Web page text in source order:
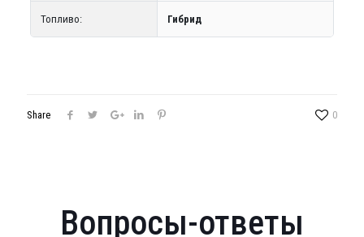
Топливо: Гибрид
Share 0
Вопросы-ответы